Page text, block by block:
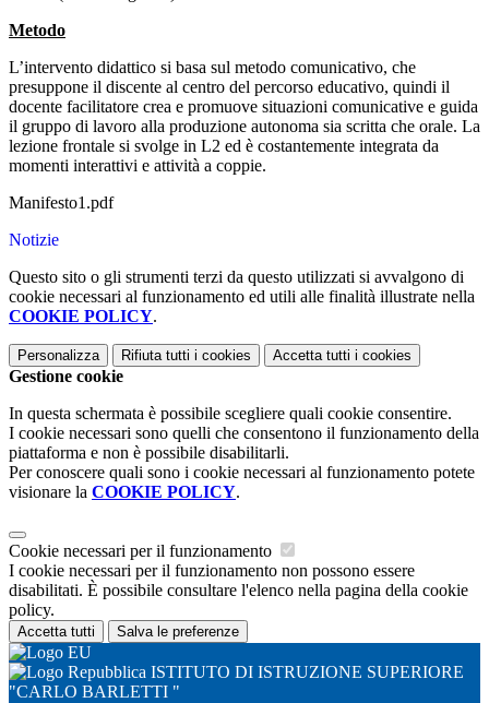
Metodo
L’intervento didattico si basa sul metodo comunicativo, che
presuppone il discente al centro del percorso educativo, quindi il
docente facilitatore crea e promuove situazioni comunicative e guida
il gruppo di lavoro alla produzione autonoma sia scritta che orale. La
lezione frontale si svolge in L2 ed è costantemente integrata da
momenti interattivi e attività a coppie.
Manifesto1.pdf
Notizie
Questo sito o gli strumenti terzi da questo utilizzati si avvalgono di
cookie necessari al funzionamento ed utili alle finalità illustrate nella
COOKIE POLICY.
Personalizza Rifiuta tutti i cookies Accetta tutti i cookies
Gestione cookie
In questa schermata è possibile scegliere quali cookie consentire.
I cookie necessari sono quelli che consentono il funzionamento della
piattaforma e non è possibile disabilitarli.
Per conoscere quali sono i cookie necessari al funzionamento potete
visionare la COOKIE POLICY.
Cookie necessari per il funzionamento
I cookie necessari per il funzionamento non possono essere
disabilitati. È possibile consultare l'elenco nella pagina della cookie
policy.
Accetta tutti Salva le preferenze
ISTITUTO DI ISTRUZIONE SUPERIORE
"CARLO BARLETTI "